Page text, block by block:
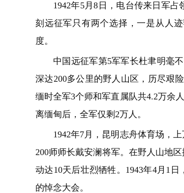
1942年5月8日，电台传来日军
刻远征军只有两个选择，一是从人
度。
中国远征军第5军军长杜聿明毫
深达200多公里的野人山区，历尽艰
缅时全军3个师和军直属队共4.2万余
离缅甸后，全军仅剩2万人。
1942年7月，昆明志舟体育场，
200师师长戴安澜将军。在野人山地
动达10天后壮烈牺牲。1943年4月1
的悼念大会。